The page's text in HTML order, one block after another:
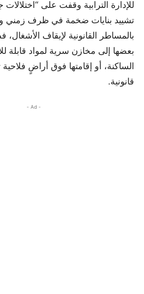
للإدارة الترابية وقفت على
تشييد بنايات ضخمة في ظرف زمني
بالمساطر القانونية لإيقاف
بعضها إلى مخازن سرية لمواد قابلة
الساكنة، أو إقامتها فوق أراضٍ فلاحية
قانونية.
- Ad -